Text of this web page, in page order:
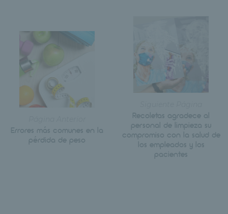
Errores más comunes en la
pérdida de peso
Recoletas agradece al
personal de limpieza su
compromiso con la salud de
los empleados y los
pacientes